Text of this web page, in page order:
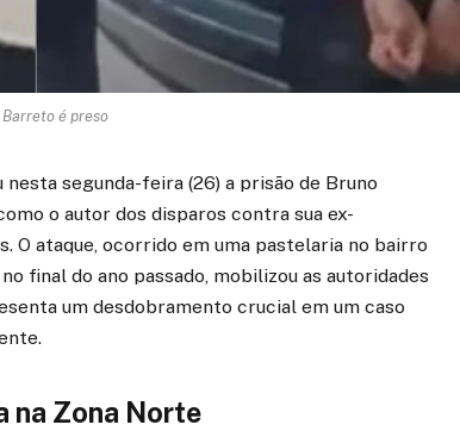
é preso
segunda-feira (26) a prisão de Bruno
o autor dos disparos contra sua ex-
O ataque, ocorrido em uma pastelaria no bairro
final do ano passado, mobilizou as autoridades
um desdobramento crucial em um caso
na Zona Norte